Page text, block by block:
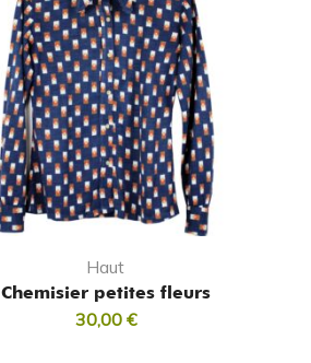
Haut
Chemisier petites fleurs
30,00 €